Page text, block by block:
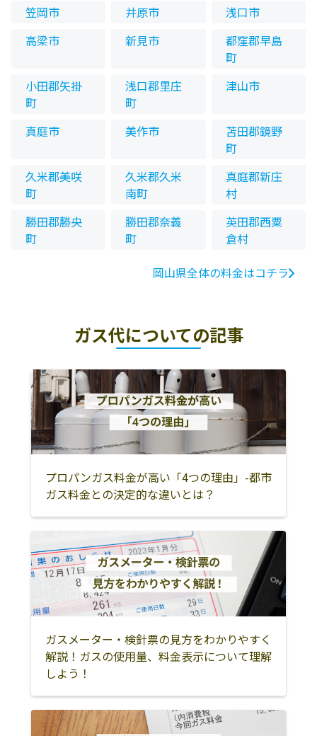
笠岡市 井原市
浅口市
高梁市
新見市
都窪郡早島
町
小田郡矢掛
町
浅口郡里庄
町
津山市
真庭市 美作市
苫田郡鏡野
町
久米郡美咲
町
久米郡久米
南町
真庭郡新庄
村
勝田郡勝央
町
勝田郡奈義
町
英田郡西粟
倉村
岡山県全体の料金はコチラ
ガス代についての記事
プロパンガス料金が高い「4つの理由」-都市
ガス料金との決定的な違いとは？
ガスメーター・検針票の見方をわかりやすく
解説！ガスの使用量、料金表示について理解
しよう！